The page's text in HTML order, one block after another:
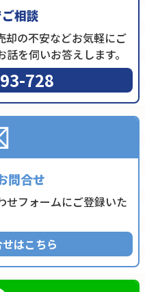
相談
却の不安などお気軽にご
を伺いお答えします。
728
問合せ
せフォームにご登録いた
はこちら